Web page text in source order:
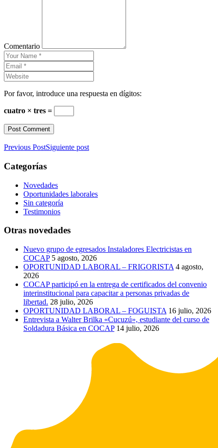
Comentario
Por favor, introduce una respuesta en dígitos:
cuatro × tres =
Previous PostSiguiente post
Categorías
Novedades
Oportunidades laborales
Sin categoría
Testimonios
Otras novedades
Nuevo grupo de egresados Instaladores Electricistas en
COCAP 5 agosto, 2026
OPORTUNIDAD LABORAL – FRIGORISTA 4 agosto,
2026
COCAP participó en la entrega de certificados del convenio
interinstitucional para capacitar a personas privadas de
libertad. 28 julio, 2026
OPORTUNIDAD LABORAL – FOGUISTA 16 julio, 2026
Entrevista a Walter Brilka «Cucuzú», estudiante del curso de
Soldadura Básica en COCAP 14 julio, 2026